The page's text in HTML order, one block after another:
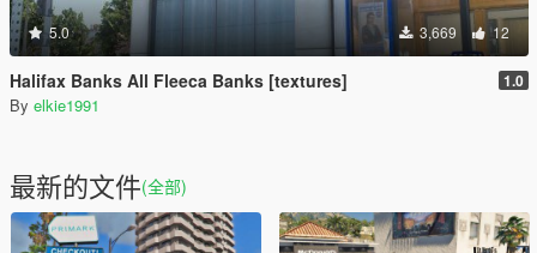
5.0 3,669 12
Halifax Banks All Fleeca Banks [textures] 1.0
By elkie1991
最新的文件(全部)